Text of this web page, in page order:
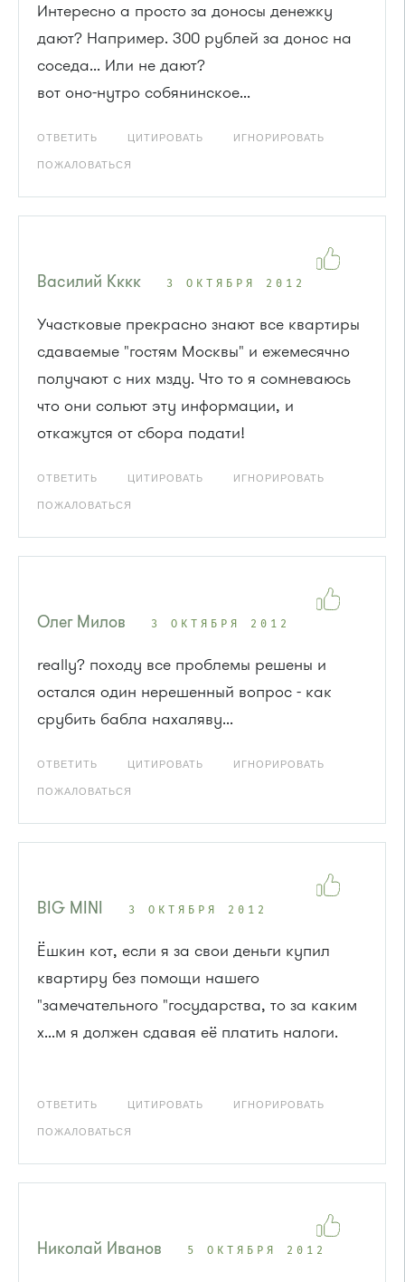
Интересно а просто за доносы денежку
дают? Например. 300 рублей за донос на
соседа... Или не дают?
вот оно-нутро собянинское...
ОТВЕТИТЬ ЦИТИРОВАТЬ ИГНОРИРОВАТЬ
ПОЖАЛОВАТЬСЯ
Василий Кккк 3 ОКТЯБРЯ 2012
Участковые прекрасно знают все квартиры
сдаваемые "гостям Москвы" и ежемесячно
получают с них мзду. Что то я сомневаюсь
что они сольют эту информации, и
откажутся от сбора подати!
ОТВЕТИТЬ ЦИТИРОВАТЬ ИГНОРИРОВАТЬ
ПОЖАЛОВАТЬСЯ
Олег Милов 3 ОКТЯБРЯ 2012
really? походу все проблемы решены и
остался один нерешенный вопрос - как
срубить бабла нахаляву...
ОТВЕТИТЬ ЦИТИРОВАТЬ ИГНОРИРОВАТЬ
ПОЖАЛОВАТЬСЯ
BIG MINI 3 ОКТЯБРЯ 2012
Ёшкин кот, если я за свои деньги купил
квартиру без помощи нашего
"замечательного "государства, то за каким
х...м я должен сдавая её платить налоги.
ОТВЕТИТЬ ЦИТИРОВАТЬ ИГНОРИРОВАТЬ
ПОЖАЛОВАТЬСЯ
Николай Иванов 5 ОКТЯБРЯ 2012